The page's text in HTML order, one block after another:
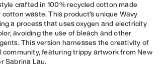
crafted in 100% recycled cotton made
waste. This product’s unique Wavy
a process that uses oxygen and electricity
avoiding the use of bleach and other
This version harnesses the creativity of
community, featuring trippy artwork from New
Sabrina Lau.